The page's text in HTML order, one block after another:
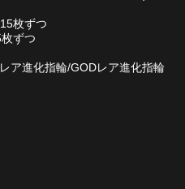
枚ずつ
ずつ
ア進化指輪/GODレア進化指輪